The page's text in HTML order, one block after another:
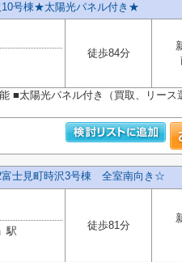
10号棟★太陽光パネル付き★
徒歩84分
■太陽光パネル付き（買取、リー
士見町時沢3号棟 全室南向き☆
」駅 徒歩81分